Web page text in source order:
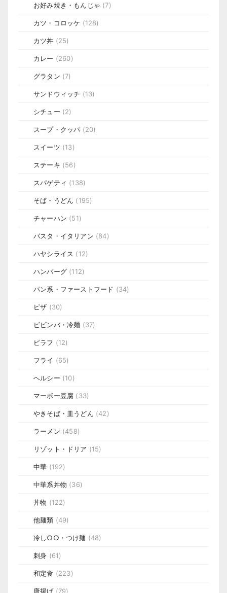
お好み焼き・もんじゃ (7)
カツ・コロッケ (128)
カツ丼 (25)
カレー (260)
グラタン (7)
サンドウィッチ (13)
シチュー (2)
スープ・クッパ (20)
スイーツ (13)
ステーキ (56)
スパゲティ (138)
そば・うどん (195)
チャーハン (51)
パスタ・イタリアン (84)
ハヤシライス (12)
ハンバーグ (112)
パン系・ファーストフード (34)
ピザ (30)
ビビンバ・冷麺 (37)
ピラフ (12)
フライ (65)
ヘルシー (10)
マーボー豆腐 (33)
やきそば・皿うどん (42)
ラーメン (458)
リゾット・ドリア (15)
中華 (192)
中華系丼物 (36)
丼物 (122)
他麺類 (49)
冷し○○・つけ麺 (48)
刺身 (61)
和定食 (223)
唐揚げ (79)